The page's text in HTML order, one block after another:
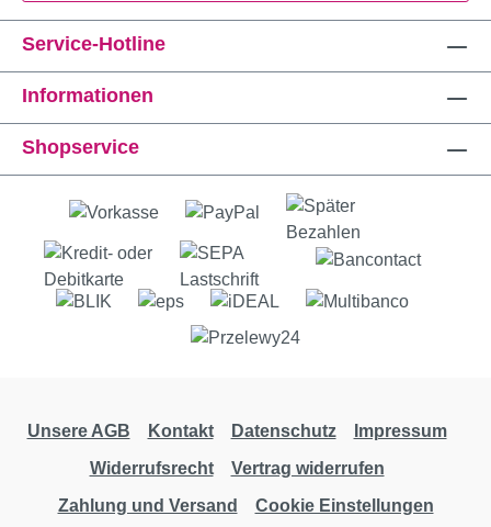
Service-Hotline
Informationen
Shopservice
Unsere AGB Kontakt Datenschutz
Impressum
Widerrufsrecht
Vertrag widerrufen
Zahlung und Versand
Cookie Einstellungen